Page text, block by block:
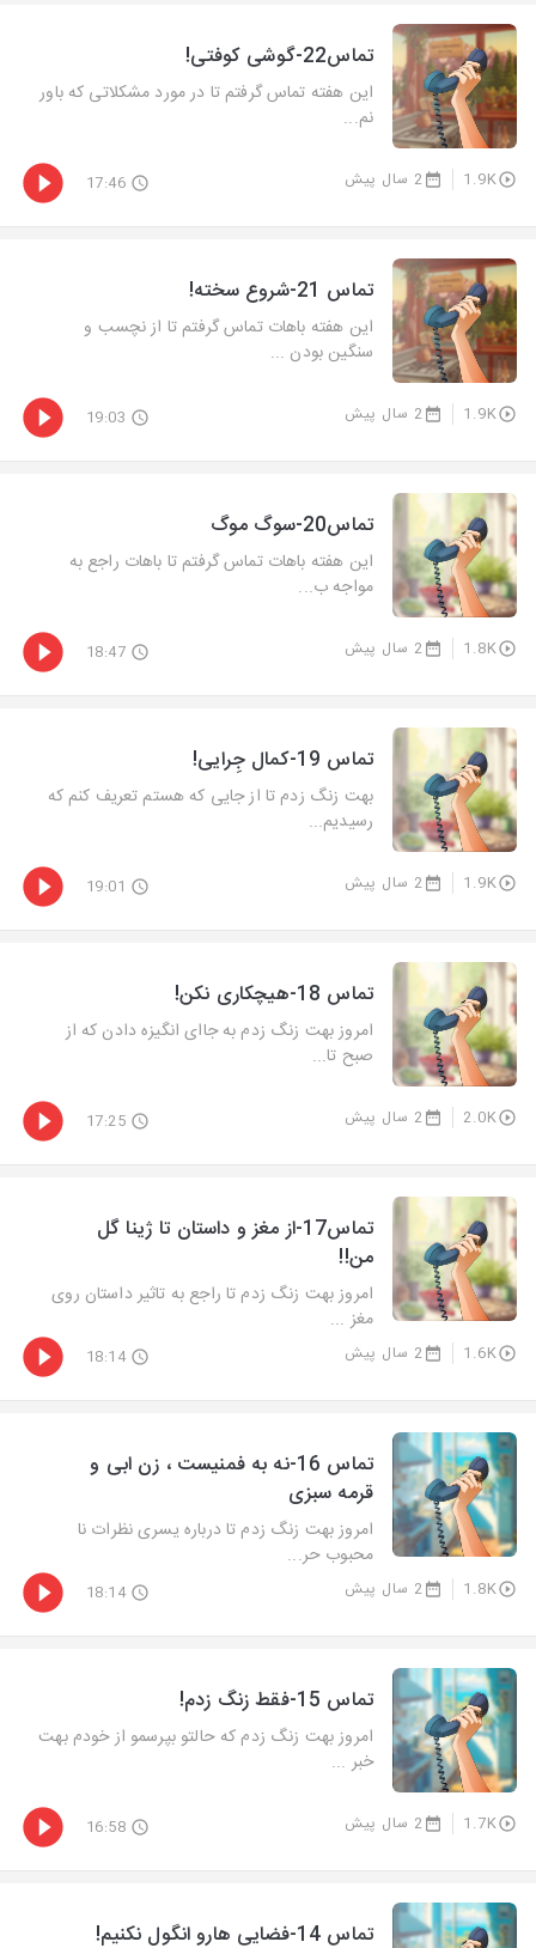
تماس22-گوشی کوفتی!
این هفته تماس گرفتم تا در مورد مشکلاتی که باور
نم...
1.9K 2 سال پیش 17:46
تماس 21-شروع سخته!
این هفته باهات تماس گرفتم تا از نچسب و
سنگین بودن ...
1.9K 2 سال پیش 19:03
تماس20-سوگ موگ
این هفته باهات تماس گرفتم تا باهات راجع به
مواجه ب...
1.8K 2 سال پیش 18:47
تماس 19-کمال جِرایی!
بهت زنگ زدم تا از جایی که هستم تعریف کنم که
رسیدیم...
1.9K 2 سال پیش 19:01
تماس 18-هیچکاری نکن!
امروز بهت زنگ زدم به جاای انگیزه دادن که از
صبح تا...
2.0K 2 سال پیش 17:25
تماس17-از مغز و داستان تا ژینا گل
من!!
امروز بهت زنگ زدم تا راجع به تاثیر داستان روی
مغز ...
1.6K 2 سال پیش 18:14
تماس 16-نه به فمنیست ، زن ابی و
قرمه سبزی
امروز بهت زنگ زدم تا درباره یسری نظرات نا
محبوب حر...
1.8K 2 سال پیش 18:14
تماس 15-فقط زنگ زدم!
امروز بهت زنگ زدم که حالتو بپرسمو از خودم بهت
خبر ...
1.7K 2 سال پیش 16:58
تماس 14-فضایی هارو انگول نکنیم!